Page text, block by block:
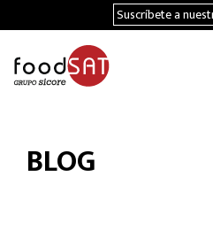
Suscríbete a
BLOG